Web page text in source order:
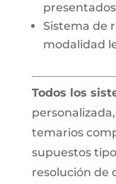
presentados
Sistema de
modalidad
Todos los
temarios
supuestos
resolución de